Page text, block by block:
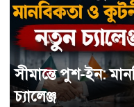
সীমান্তে পুশ-ইন:
চ্যালেঞ্জ